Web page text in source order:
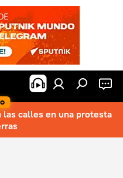
las calles en una protesta